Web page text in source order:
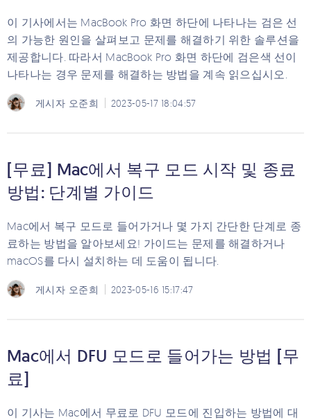
이 기사에서는 MacBook Pro 화면 하단에 나타나는 검은 선
의 가능한 원인을 살펴보고 문제를 해결하기 위한 솔루션을
제공합니다. 따라서 MacBook Pro 화면 하단에 검은색 선이
나타나는 경우 문제를 해결하는 방법을 계속 읽으십시오.
게시자 오준희 2023-05-17 18:04:57
[무료] Mac에서 복구 모드 시작 및 종료
방법: 단계별 가이드
Mac에서 복구 모드로 들어가거나 몇 가지 간단한 단계로 종
료하는 방법을 알아보세요! 가이드는 문제를 해결하거나
macOS를 다시 설치하는 데 도움이 됩니다.
게시자 오준희 2023-05-16 15:17:47
Mac에서 DFU 모드로 들어가는 방법 [무
료]
이 기사는 Mac에서 무료로 DFU 모드에 진입하는 방법에 대